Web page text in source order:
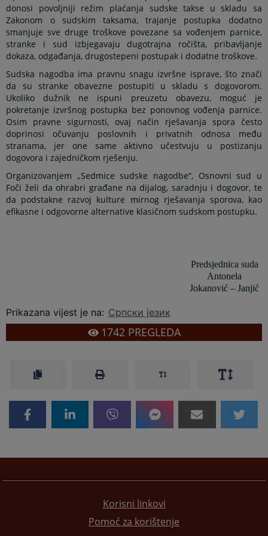
donosi povoljniji režim plaćanja sudske takse u skladu sa
Zakonom o sudskim taksama,
trajanje postupka dodatno
smanjuje sve druge troškove povezane sa vođenjem parnice,
stranke i sud izbjegavaju dugotrajna ročišta, pribavljanje
dokaza, odgađanja, drugostepeni postupak i dodatne troškove.
Sudska nagodba ima pravnu snagu izvršne isprave, što znači
da su stranke obavezne postupiti u skladu s dogovorom.
Ukoliko dužnik ne ispuni preuzetu obavezu, moguć je
pokretanje izvršnog postupka bez ponovnog vođenja parnice.
Osim pravne sigurnosti, ovaj način rješavanja spora često
doprinosi očuvanju poslovnih i privatnih odnosa među
stranama, jer one same aktivno učestvuju u postizanju
dogovora i zajedničkom rješenju.
Organizovanjem „Sedmice sudske nagodbe“, Osnovni sud u
Foči želi da ohrabri građane na dijalog, saradnju i dogovor, te
da podstakne razvoj kulture mirnog rješavanja sporova, kao
efikasne i odgovorne alternative klasičnom sudskom postupku.
Predsjednica suda
Antonela
Jokanović – Janjić
Prikazana vijest je na: Српски језик
1742PREGLEDA
Korisni linkovi
Pomoć za korištenje